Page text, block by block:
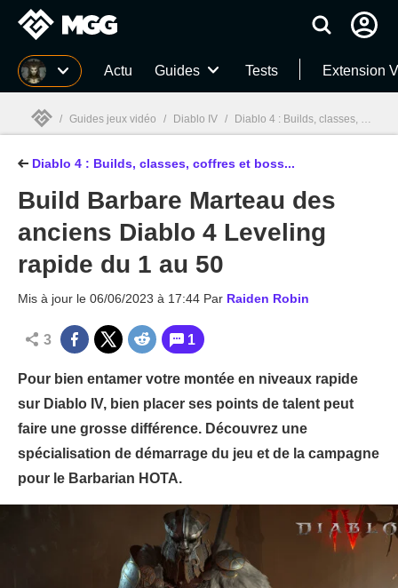
MGG Actu Guides Tests Extension
MGG
/ Guides jeux vidéo / Diablo IV / Diablo 4 : Builds, classes, coffres et boss... guide complet !
Diablo 4 : Builds, classes, coffres et boss...
Build Barbare Marteau des
anciens Diablo 4 Leveling
rapide du 1 au 50
Mis à jour le 06/06/2023 à 17:44 Par Raiden Robin
3 1
Pour bien entamer votre montée en niveaux rapide
sur Diablo IV, bien placer ses points de talent peut
faire une grosse différence. Découvrez une
spécialisation de démarrage du jeu et de la campagne
pour le Barbarian HOTA.